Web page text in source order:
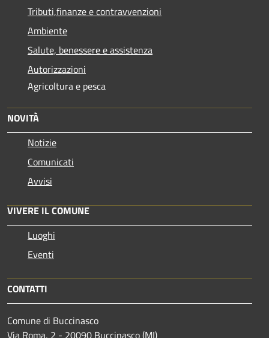
Tributi,finanze e contravvenzioni
Ambiente
Salute, benessere e assistenza
Autorizzazioni
Agricoltura e pesca
NOVITÀ
Notizie
Comunicati
Avvisi
VIVERE IL COMUNE
Luoghi
Eventi
CONTATTI
Comune di Buccinasco
Via Roma, 2 - 20090 Buccinasco (MI)